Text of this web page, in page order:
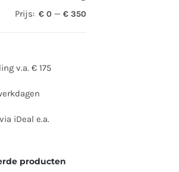
Min.
Max.
Prijs: € 0 —€ 350
v.a. € 175
iDeal e.a.
producten